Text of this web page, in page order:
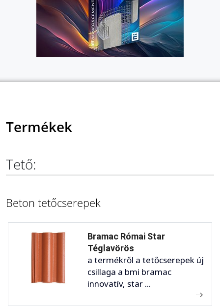
Termékek
Tető:
Beton tetőcserepek
Bramac Római Star
Téglavörös
a termékről a tetőcserepek új
csillaga a bmi bramac
innovatív, star ...